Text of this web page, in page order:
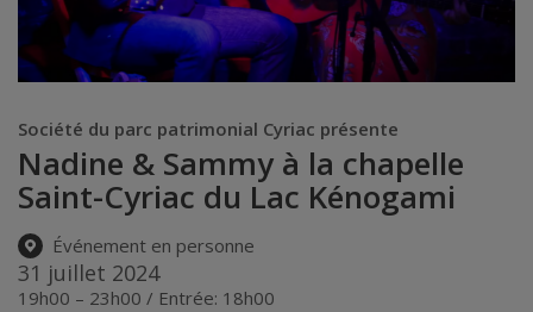
Société du parc patrimonial Cyriac présente
Nadine & Sammy à la chapelle
Saint-Cyriac du Lac Kénogami
Événement en personne
31 juillet 2024
19h00 – 23h00 / Entrée: 18h00